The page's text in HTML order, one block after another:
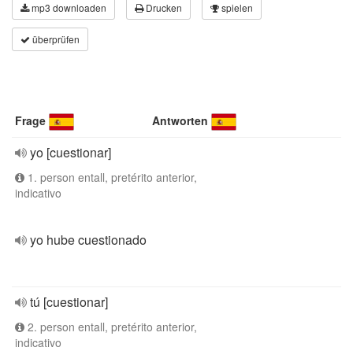
mp3 downloaden Drucken spielen
überprüfen
Frage Antworten
yo [cuestionar]
1. person entall, pretérito anterior,
indicativo
yo hube cuestionado
tú [cuestionar]
2. person entall, pretérito anterior,
indicativo